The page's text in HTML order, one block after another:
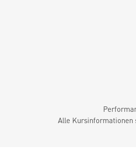
Alle Kursinformationen